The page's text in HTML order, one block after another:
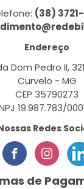
(38) 3721-
Endereço
Dom Pedro II,
Curvelo - MG
CEP 35790273
19.987.783/
Redes
de